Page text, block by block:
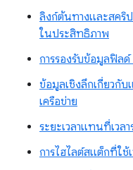
ลิงก์ต้นทางและสคริ
ในประสิทธิภาพ
การรองรับข้อมูลฟิลด์
ข้อมูลเชิงลึกเกี่ยวกั
เครือข่าย
ระยะเวลาแทนที่เวล
การไฮไลต์สแต็กที่ใช้